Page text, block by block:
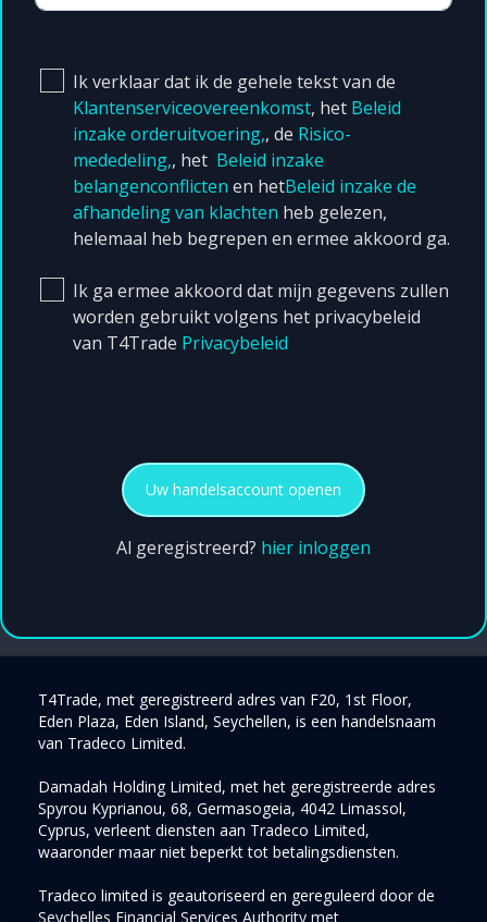
Ik verklaar dat ik de gehele tekst van de
Klantenserviceovereenkomst, het Beleid
inzake orderuitvoering,, de Risico-
mededeling,, het Beleid inzake
belangenconflicten en hetBeleid inzake de
afhandeling van klachten heb gelezen,
helemaal heb begrepen en ermee akkoord ga.
Ik ga ermee akkoord dat mijn gegevens zullen
worden gebruikt volgens het privacybeleid
van T4Trade Privacybeleid
Uw handelsaccount openen
Al geregistreerd? hier inloggen
T4Trade, met geregistreerd adres van F20, 1st Floor,
Eden Plaza, Eden Island, Seychellen, is een handelsnaam
van Tradeco Limited.
Damadah Holding Limited, met het geregistreerde adres
Spyrou Kyprianou, 68, Germasogeia, 4042 Limassol,
Cyprus, verleent diensten aan Tradeco Limited,
waaronder maar niet beperkt tot betalingsdiensten.
Tradeco limited is geautoriseerd en gereguleerd door de
Seychelles Financial Services Authority met